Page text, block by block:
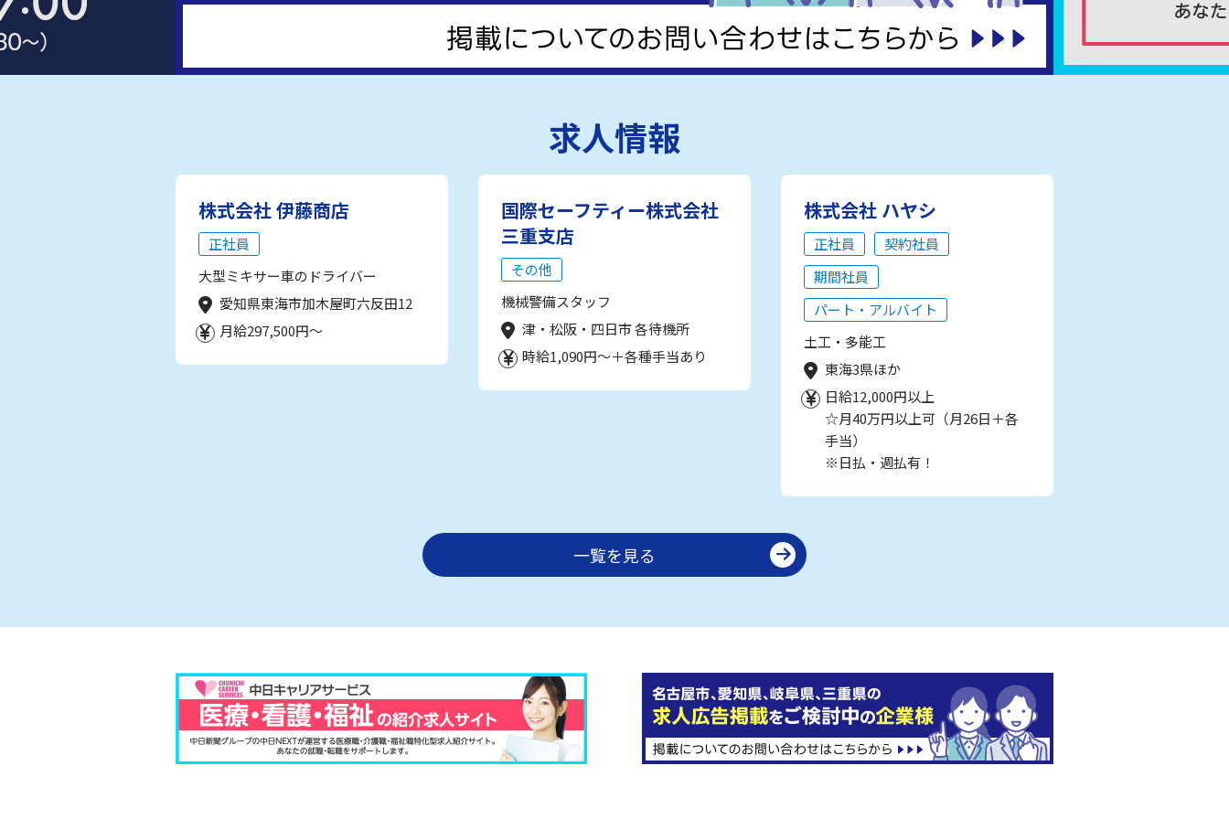
求人情報
株式会社 伊藤商店
正社員
大型ミキサー車のドライバー
愛知県東海市加木屋町六反田12
月給297,500円～
国際セーフティー株式会社
三重支店
その他
機械警備スタッフ
津・松阪・四日市 各待機所
時給1,090円～＋各種手当あり
株式会社 ハヤシ
正社員
契約社員
期間社員
パート・アルバイト
土工・多能工
東海3県ほか
日給12,000円以上
☆月40万円以上可（月26日＋各
手当）
※日払・週払有！
一覧を見る